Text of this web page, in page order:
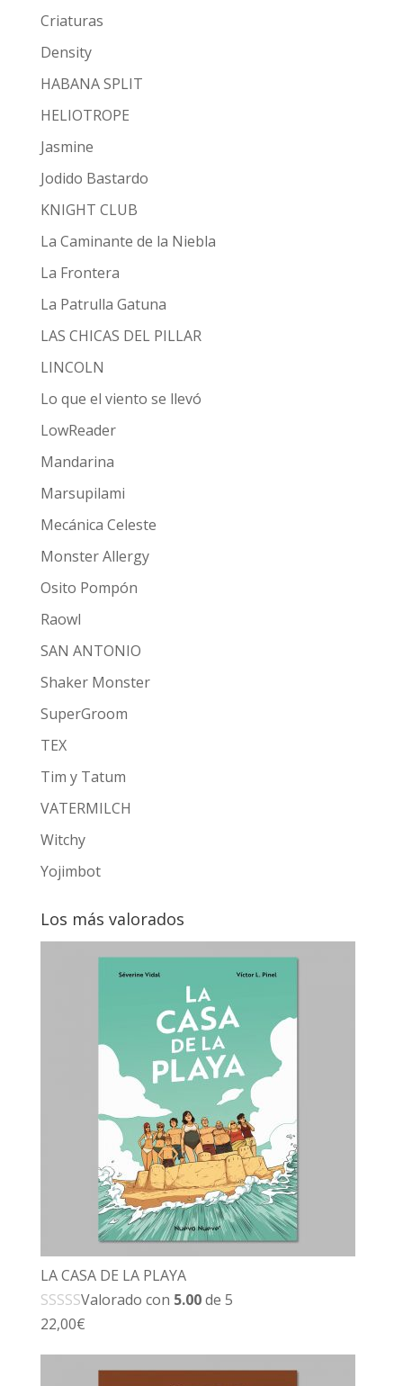
Criaturas
Density
HABANA SPLIT
HELIOTROPE
Jasmine
Jodido Bastardo
KNIGHT CLUB
La Caminante de la Niebla
La Frontera
La Patrulla Gatuna
LAS CHICAS DEL PILLAR
LINCOLN
Lo que el viento se llevó
LowReader
Mandarina
Marsupilami
Mecánica Celeste
Monster Allergy
Osito Pompón
Raowl
SAN ANTONIO
Shaker Monster
SuperGroom
TEX
Tim y Tatum
VATERMILCH
Witchy
Yojimbot
Los más valorados
LA CASA DE LA PLAYA
Valorado con 5.00de 5
22,00€